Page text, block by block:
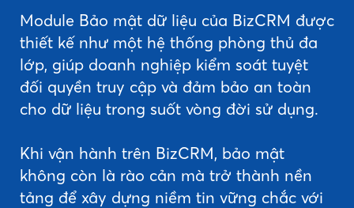
Module Bảo mật dữ liệu của BizCRM được
thiết kế như một hệ thống phòng thủ đa
lớp, giúp doanh nghiệp kiểm soát tuyệt
đối quyền truy cập và đảm bảo an toàn
cho dữ liệu trong suốt vòng đời sử dụng.
Khi vận hành trên BizCRM, bảo mật
không còn là rào cản mà trở thành nền
tảng để xây dựng niềm tin vững chắc với